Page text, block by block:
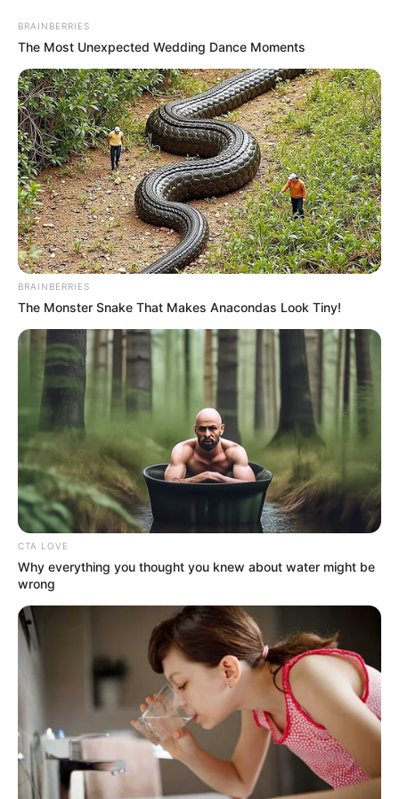
#AMAL ALAMUDIN
VIJESTI O POZNATIMA
OTKRIVENO GDJE ĆE SE VJENČATI
GEORGE CLOONEY I AMAL ALAMUDDIN